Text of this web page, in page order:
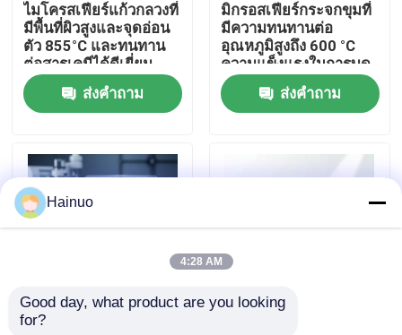
ทัวร์โรงงาน
ควบคุมคุณภาพ
ติดต่อเรา
ข่าว
ไมโครสเฟียร์แก้วกลวง
ไมโครสเฟียร์แก้วกลวงที่
มีพื้นที่ผิวสูงและจุดอ่อน
ตัว 855°C และทนทาน
ต่อสารเคมีได้ดีเยี่ยม
ส่งคำถาม
มิกรอสเฟียร์กระจกขุมที่
มีความทนทานต่อ
อุณหภูมิสูงถึง 600 °C
ความแข็งแรงในการบด
4-125MPa และสภาพ
คงที่ไฟฟ้า 1.2-22
ส่งคำถาม
ไมโครสเฟียร์กระจกขุม
Hainuo
4:28 AM
Good day, what product are you looking
for?